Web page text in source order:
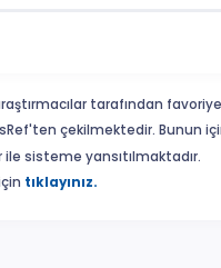
tarafından
çekilmektedir. Bunun
ile sisteme yansıtılmaktadır.
tıklayınız.